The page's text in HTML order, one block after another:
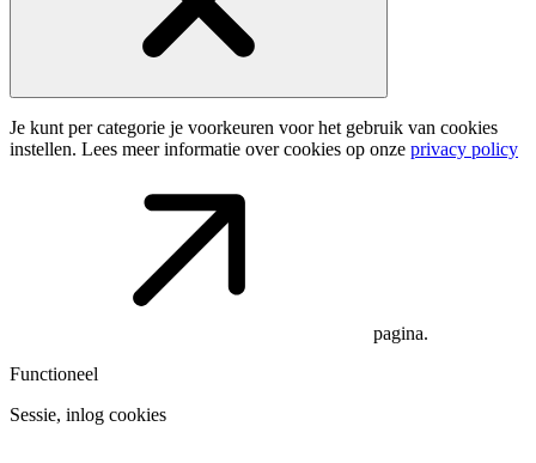
Je kunt per categorie je voorkeuren voor het gebruik van cookies
instellen. Lees meer informatie over cookies op onze privacy policy
pagina.
Functioneel
Sessie, inlog cookies